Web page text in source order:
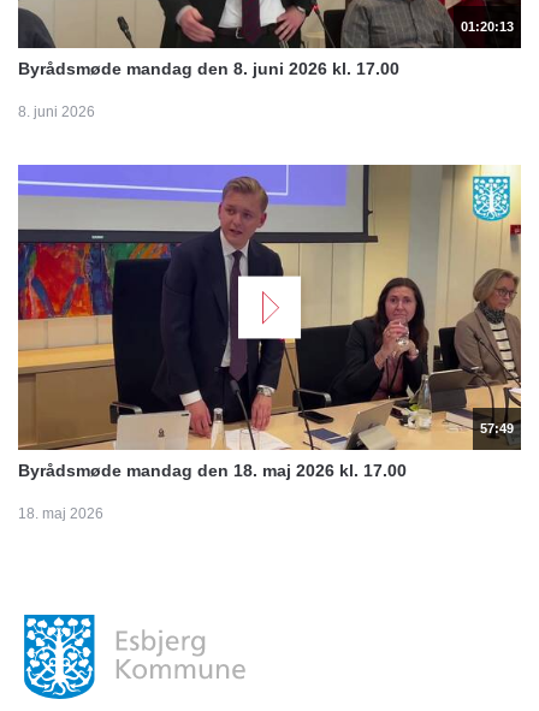
01:20:13
Byrådsmøde mandag den 8. juni 2026 kl. 17.00
8. juni 2026
57:49
Byrådsmøde mandag den 18. maj 2026 kl. 17.00
18. maj 2026